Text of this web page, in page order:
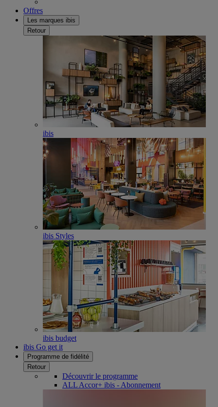
Offres
Les marques ibis
Retour
ibis
ibis Styles
ibis budget
ibis Go get it
Programme de fidélité
Retour
Découvrir le programme
ALL Accor+ ibis - Abonnement